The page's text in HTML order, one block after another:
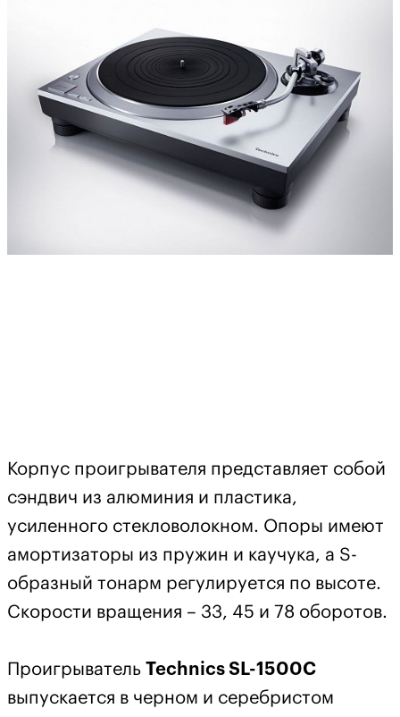
Корпус проигрывателя представляет собой
сэндвич из алюминия и пластика,
усиленного стекловолокном. Опоры имеют
амортизаторы из пружин и каучука, а S-
образный тонарм регулируется по высоте.
Скорости вращения – 33, 45 и 78 оборотов.
Проигрыватель Technics SL-1500C
выпускается в черном и серебристом